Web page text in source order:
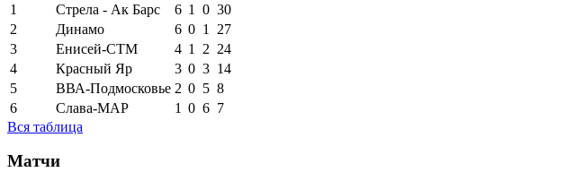
1
Стрела - Ак Барс 6 1 0 30
2
Динамо 6 0 1
27
3
Енисей-СТМ 4 1 2 24
4
Красный Яр 3 0 3 14
5
ВВА-Подмосковье 2 0 5 8
6
Слава-МАР 1 0 6 7
Вся таблица
Матчи